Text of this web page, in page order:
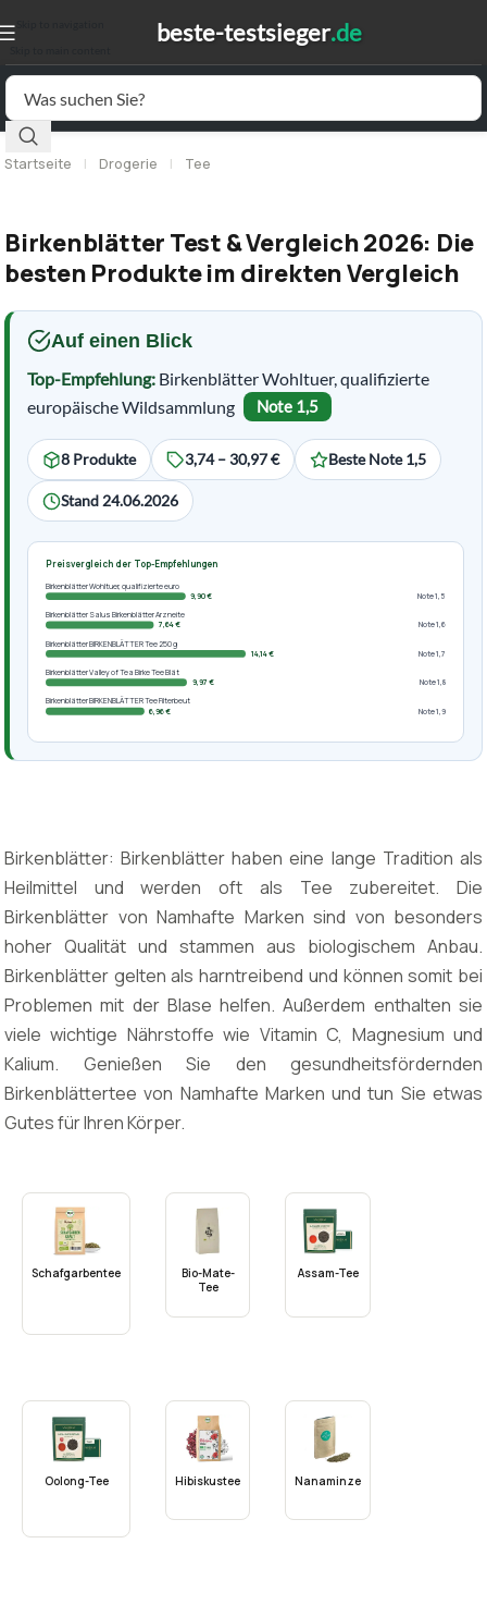
Startseite | Drogerie | Tee
Birkenblätter Test & Vergleich 2026: Die
besten Produkte im direkten Vergleich
Auf einen Blick
Top-Empfehlung: Birkenblätter Wohltuer, qualifizierte
europäische Wildsammlung
Note 1,5
8 Produkte 3,74 – 30,97 € Beste Note 1,5
Stand 24.06.2026
Preisvergleich der Top-Empfehlungen
Birkenblätter Wohltuer, qualifizierte euro
9,90 €
Note 1,5
Birkenblätter Salus Birkenblätter Arzneite
7,64 €
Note 1,6
Birkenblätter BIRKENBLÄTTER Tee 250 g
14,14 €
Note 1,7
Birkenblätter Valley of Tea Birke Tee Blät
9,97 €
Note 1,8
Birkenblätter BIRKENBLÄTTER Tee Filterbeut
6,96 €
Note 1,9
Birkenblätter: Birkenblätter haben eine lange Tradition als
Heilmittel und werden oft als Tee zubereitet. Die
Birkenblätter von Namhafte Marken sind von besonders
hoher Qualität und stammen aus biologischem Anbau.
Birkenblätter gelten als harntreibend und können somit bei
Problemen mit der Blase helfen. Außerdem enthalten sie
viele wichtige Nährstoffe wie Vitamin C, Magnesium und
Kalium. Genießen Sie den gesundheitsfördernden
Birkenblättertee von Namhafte Marken und tun Sie etwas
Gutes für Ihren Körper.
Schafgarbentee
Bio-Mate-
Tee
Assam-Tee
Oolong-Tee Hibiskustee Nanaminze